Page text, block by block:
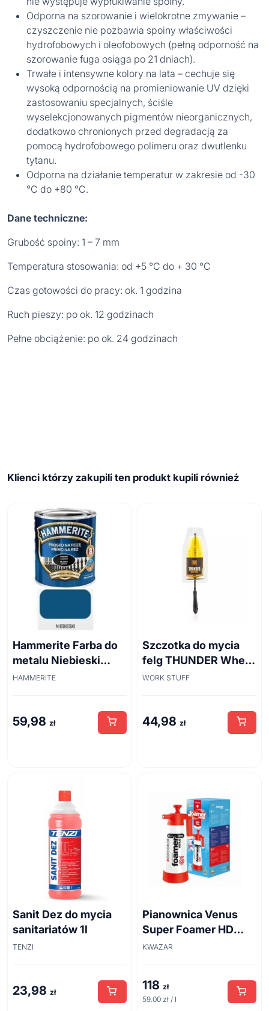
Odporna na szorowanie i wielokrotne zmywanie –
czyszczenie nie pozbawia spoiny właściwości
hydrofobowych i oleofobowych (pełną odporność na
szorowanie fuga osiąga po 21 dniach).
Trwałe i intensywne kolory na lata – cechuje się
wysoką odpornością na promieniowanie UV dzięki
zastosowaniu specjalnych, ściśle
wyselekcjonowanych pigmentów nieorganicznych,
dodatkowo chronionych przed degradacją za
pomocą hydrofobowego polimeru oraz dwutlenku
tytanu.
Odporna na działanie temperatur w zakresie od -30
°C do +80 °C.
Dane techniczne:
Grubość spoiny: 1 – 7 mm
Temperatura stosowania: od +5 °C do + 30 °C
Czas gotowości do pracy: ok. 1 godzina
Ruch pieszy: po ok. 12 godzinach
Pełne obciążenie: po ok. 24 godzinach
Klienci którzy zakupili ten produkt kupili również
Hammerite Farba do
metalu Niebieski
połysk 0,7 l
HAMMERITE
59,98 zł
Szczotka do mycia
felg THUNDER Wheel
Brush 45cm
WORK STUFF
44,98 zł
Sanit Dez do mycia
sanitariatów 1l
TENZI
23,98 zł
Pianownica Venus
Super Foamer HD
acid line 2L
KWAZAR
118 zł
59.00 zł / l